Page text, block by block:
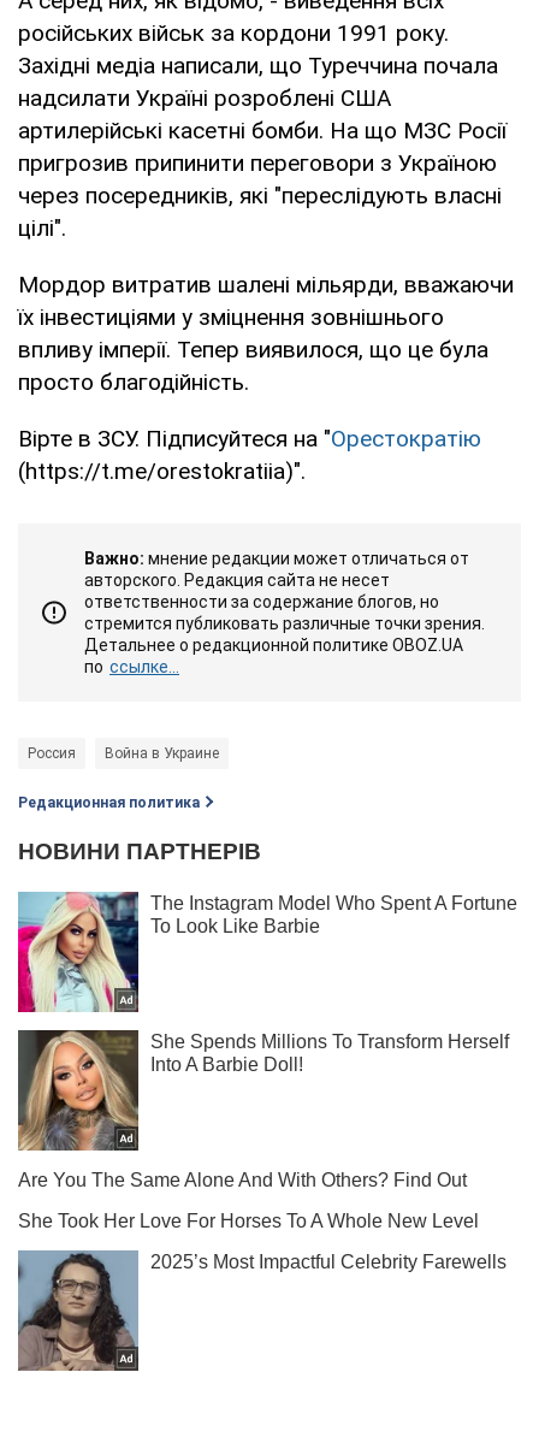
російських військ за кордони 1991 року.
Західні медіа написали, що Туреччина почала
надсилати Україні розроблені США
артилерійські касетні бомби. На що МЗС Росії
пригрозив припинити переговори з Україною
через посередників, які "переслідують власні
цілі".
Мордор витратив шалені мільярди, вважаючи
їх інвестиціями у зміцнення зовнішнього
впливу імперії. Тепер виявилося, що це була
просто благодійність.
Вірте в ЗСУ. Підписуйтеся на "Орестократію
(https://t.me/orestokratiia)".
Важно: мнение редакции может отличаться от
авторского. Редакция сайта не несет
ответственности за содержание блогов, но
стремится публиковать различные точки зрения.
Детальнее о редакционной политике OBOZ.UA
по ссылке...
Россия Война в Украине
Редакционная политика